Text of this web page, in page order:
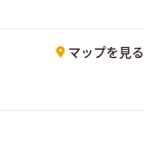
マップを見る